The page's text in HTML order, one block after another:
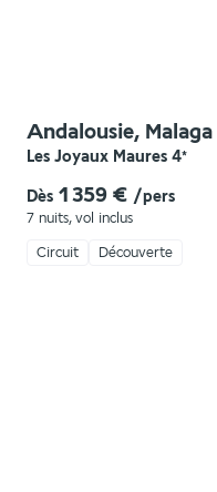
Andalousie, Malaga
Les Joyaux Maures 4*
Dès 1 359 € /pers
7 nuits, vol inclus
Circuit Découverte